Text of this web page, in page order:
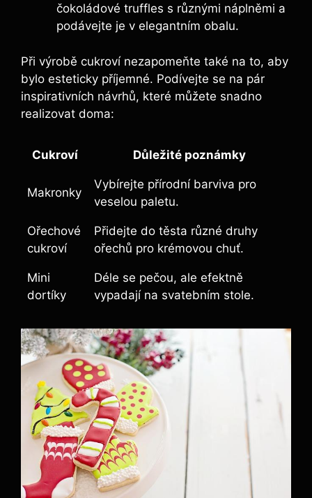
čokoládové truffles s různými náplněmi a
podávejte je v elegantním obalu.
Při výrobě cukroví nezapomeňte také na to, aby
bylo esteticky příjemné. Podívejte se na pár
inspirativních návrhů, které můžete snadno
realizovat doma:
Cukroví Důležité poznámky
Makronky
Vybírejte přírodní barviva pro
veselou paletu.
Ořechové
cukroví
Přidejte do těsta různé druhy
ořechů pro krémovou chuť.
Mini
dortíky
Déle se pečou, ale efektně
vypadají na svatebním stole.